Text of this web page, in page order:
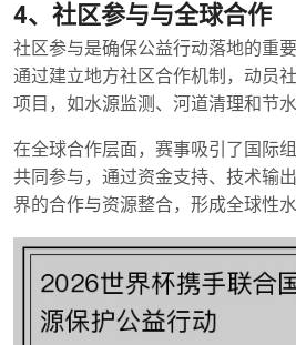
4、社区参与与全球合作
社区参与是确保公益行动落地的重
通过建立地方社区合作机制，动员
项目，如水源监测、河道清理和节水
在全球合作层面，赛事吸引了国际
共同参与，通过资金支持、技术输
界的合作与资源整合，形成全球性水